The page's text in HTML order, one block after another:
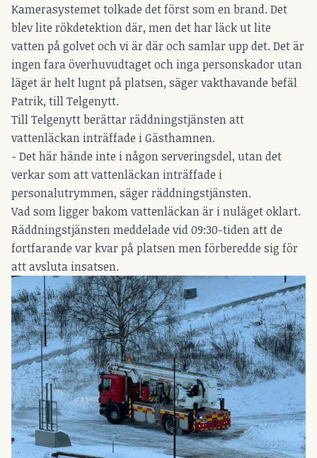
Kamerasystemet tolkade det först som en brand. Det
blev lite rökdetektion där, men det har läck ut lite
vatten på golvet och vi är där och samlar upp det. Det är
ingen fara överhuvudtaget och inga personskador utan
läget är helt lugnt på platsen, säger vakthavande befäl
Patrik, till Telgenytt.
Till Telgenytt berättar räddningstjänsten att
vattenläckan inträffade i Gästhamnen.
- Det här hände inte i någon serveringsdel, utan det
verkar som att vattenläckan inträffade i
personalutrymmen, säger räddningstjänsten.
Vad som ligger bakom vattenläckan är i nuläget oklart.
Räddningstjänsten meddelade vid 09:30-tiden att de
fortfarande var kvar på platsen men förberedde sig för
att avsluta insatsen.